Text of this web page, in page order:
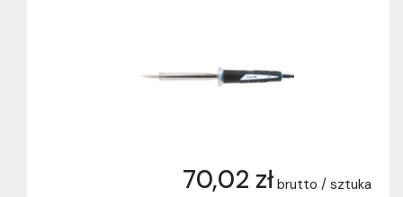
70,02 zł brutto / sztuka